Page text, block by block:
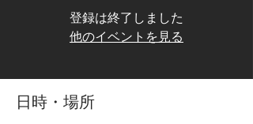
登録は終了しました
他のイベントを見る
日時・場所